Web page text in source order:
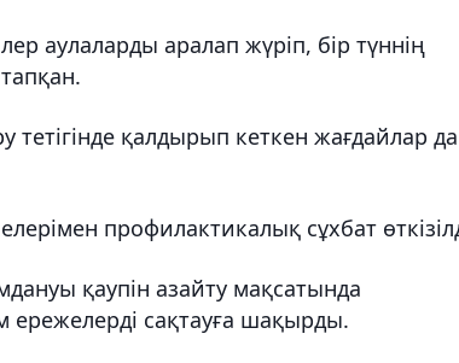
аулаларды аралап жүріп, бір түннің
тетігінде қалдырып кеткен жағдайлар да
профилактикалық сұхбат
қаупін азайту мақсатында
ережелерді сақтауға шақырды.